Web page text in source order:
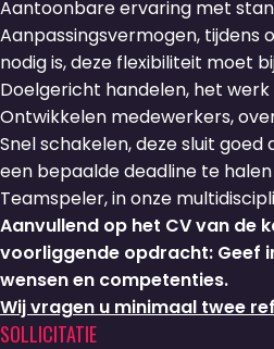
Aantoonbare ervaring met
Aanpassingsvermogen,
nodig is, deze flexibiliteit moet
Doelgericht handelen, het
Ontwikkelen medewerkers,
Snel schakelen, deze sluit
een bepaalde deadline te
Teamspeler, in onze
Aanvullend op het CV van de
voorliggende opdracht: Geef
wensen en competenties.
Wij vragen u minimaal twee
SOLLICITATIE